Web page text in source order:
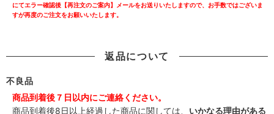
にてエラー確認後【再注文のご案内】メールをお送りいたしますので、お手数ではございま
すが再度のご注文をお願いいたします。
返品について
不良品
商品到着後７日以内にご連絡ください。
商品到着後8日以上経過した商品に関しては、 いかなる理由がある